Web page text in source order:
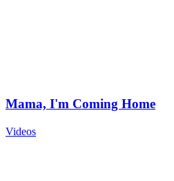
Mama, I'm Coming Home
Videos